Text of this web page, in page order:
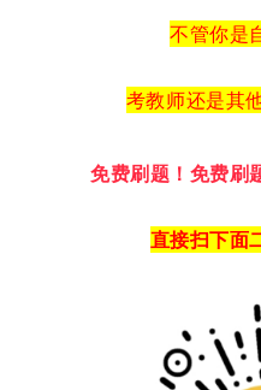
不管你是
考教师还是其
免费刷题！ 免费刷
直接扫下面